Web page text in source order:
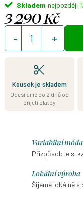
Skladem
3 290 Kč
Měrná
cena:
Kousek je skladem
Odesíláme do 2 dnů od
přijetí platby
Variabilní móda
Přizpůsobte si
Lokální výroba
Šijeme lokálně s